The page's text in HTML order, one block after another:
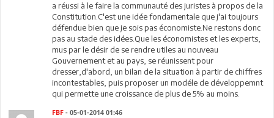
a réussi à le faire la communauté des juristes à propos de la
Constitution.C'est une idée fondamentale que j'ai toujours
défendue bien que je sois pas économiste.Ne restons donc
pas au stade des idées.Que les économistes et les experts,
mus par le désir de se rendre utiles au nouveau
Gouvernement et au pays, se réunissent pour
dresser,d'abord, un bilan de la situation à partir de chiffres
incontestables, puis proposer un modéle de développemnt
qui permette une croissance de plus de 5% au moins.
FBF - 05-01-2014 01:46